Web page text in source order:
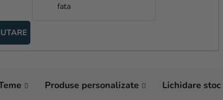
Produse personalizate Lichidare stoc